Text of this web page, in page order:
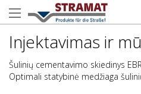
Injektavimas ir
Šulinių cementavimo skiedinys
Optimali statybinė medžiaga